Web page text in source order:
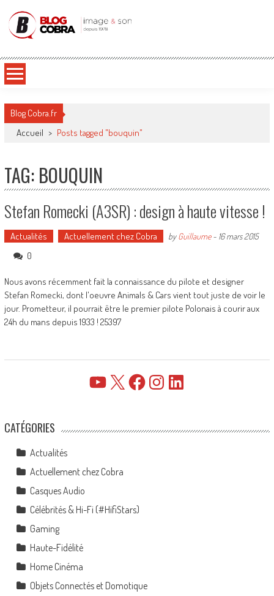
Blog Cobra
Blog Cobra.fr
Accueil > Posts tagged "bouquin"
TAG: BOUQUIN
Stefan Romecki (A3SR) : design à haute vitesse !
Actualités Actuellement chez Cobra byGuillaume- 16 mars 2015
0
Nous avons récemment fait la connaissance du pilote et designer
Stefan Romecki, dont l'oeuvre Animals & Cars vient tout juste de voir le
jour. Prometteur, il pourrait être le premier pilote Polonais à courir aux
24h du mans depuis 1933 ! 25397
YouTube FacebookInstagramLinkedIn
CATÉGORIES
Actualités
Actuellement chez Cobra
Casques Audio
Célébrités & Hi-Fi (#HifiStars)
Gaming
Haute-Fidélité
Home Cinéma
Objets Connectés et Domotique